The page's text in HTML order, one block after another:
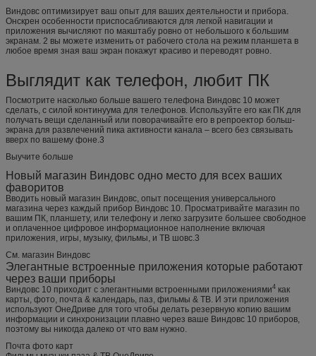
Виндовс оптимизирует ваш опыт для ваших деятельности и прибора.
Онскрен особенности приспосабливаются для легкой навигации и
приложения вычисляют по макштабу ровно от небольшого к большим
экранам. 2 вы можете изменить от рабочего стола на режим планшета в
любое время зная ваш экран покажут красиво и переводят ровно.
Выглядит как телефон, любит ПК
Посмотрите насколько больше вашего телефона Виндовс 10 может
сделать, с силой континуума для телефонов. Используйте его как ПК для
получать вещи сделанный или поворачивайте его в репроектор больш-
экрана для развлечений пика активности канала – всего без связывать
вверх по вашему фоне.3
Выучите больше
Новый магазин Виндовс одно место для всех ваших
фаворитов
Вводить новый магазин Виндовс, опыт посещения универсального
магазина через каждый прибор Виндовс 10. Просматривайте магазин по
вашим ПК, планшету, или телефону и легко загрузите большее свободное
и оплаченное цифровое информационное наполнение включая
приложения, игры, музыку, фильмы, и ТВ шовс.3
См. магазин Виндовс
Элегантные встроенные приложения которые работают
через ваши приборы
Виндовс 10 приходит с элегантными встроенными приложениями4 как
карты, фото, почта & календарь, паз, фильмы & ТВ. И эти приложения
используют ОнеДриве для того чтобы делать резервную копию вашим
информации и синхронизации плавно через ваше Виндовс 10 приборов,
поэтому вы никогда далеко от что вам нужно.
Почта фото карт